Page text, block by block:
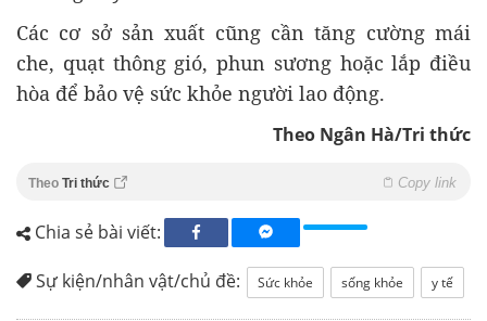
Các cơ sở sản xuất cũng cần tăng cường mái
che, quạt thông gió, phun sương hoặc lắp điều
hòa để bảo vệ sức khỏe người lao động.
Theo Ngân Hà/Tri thức
Theo Tri thức Copy link
Chia sẻ bài viết:
Sự kiện/nhân vật/chủ đề: Sức khỏe sống khỏe y tế